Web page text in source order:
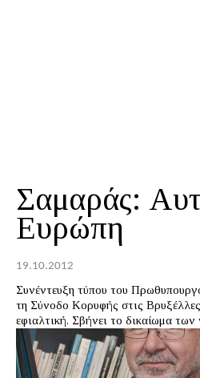
Σαμαράς:
Ευρώπη
19.10.2012
Συνέντευξη τύπου του
τη Σύνοδο Κορυφής στις Βρυξέλλες. “Η ανεργία έχει
εφιαλτική. Σβήνει το δικαίωμα